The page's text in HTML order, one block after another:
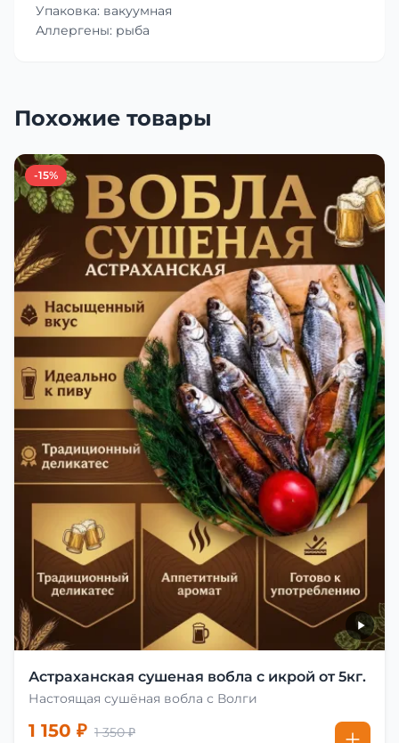
Упаковка: вакуумная
Аллергены: рыба
Похожие товары
-15%
Астраханская сушеная вобла с икрой от 5кг.
Настоящая сушёная вобла с Волги
1 150 ₽ 1 350 ₽